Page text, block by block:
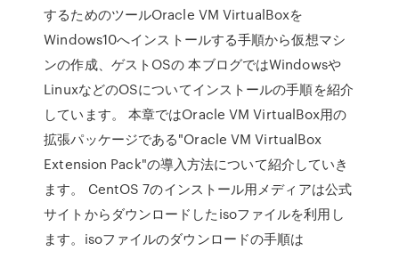
するためのツールOracle VM VirtualBoxを
Windows10へインストールする手順から仮想マシ
ンの作成、ゲストOSの 本ブログではWindowsや
LinuxなどのOSについてインストールの手順を紹介
しています。 本章ではOracle VM VirtualBox用の
拡張パッケージである"Oracle VM VirtualBox
Extension Pack"の導入方法について紹介していき
ます。 CentOS 7のインストール用メディアは公式
サイトからダウンロードしたisoファイルを利用し
ます。isoファイルのダウンロードの手順は